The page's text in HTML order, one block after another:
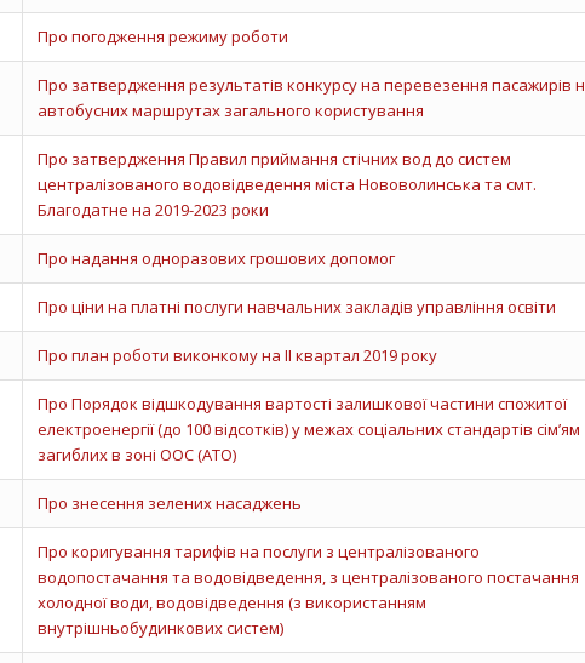
Про погодження режиму роботи
Про затвердження результатів конкурсу на перевезення пасажирів
автобусних маршрутах загального користування
Про затвердження Правил приймання стічних вод до систем
централізованого водовідведення міста Нововолинська та смт.
Благодатне на 2019-2023 роки
Про надання одноразових грошових допомог
Про ціни на платні послуги навчальних закладів управління освіти
Про план роботи виконкому на ІІ квартал 2019 року
Про Порядок відшкодування вартості залишкової частини спожитої
електроенергії (до 100 відсотків) у межах соціальних стандартів сім’ям
загиблих в зоні ООС (АТО)
Про знесення зелених насаджень
Про коригування тарифів на послуги з централізованого
водопостачання та водовідведення, з централізованого постачання
холодної води, водовідведення (з використанням
внутрішньобудинкових систем)